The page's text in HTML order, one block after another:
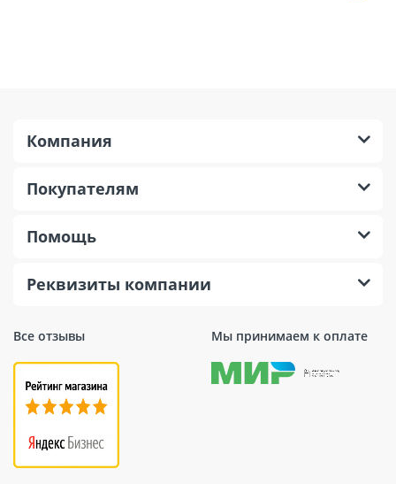
Все отзывы Мы принимаем к оплате
Компания
Покупателям
Помощь
Реквизиты компании